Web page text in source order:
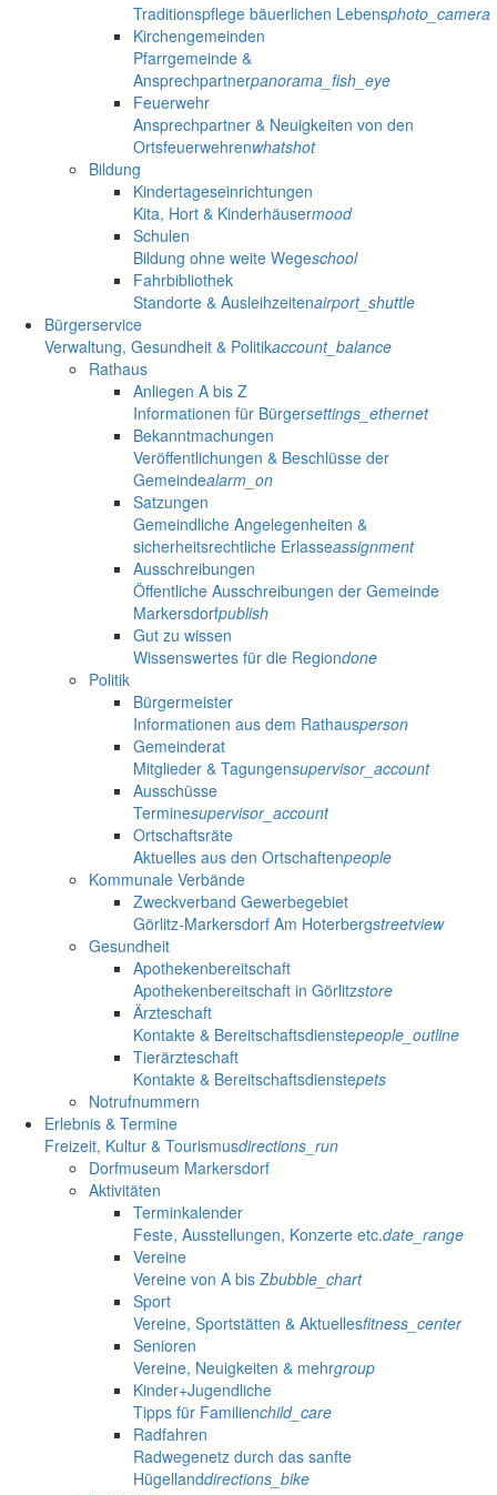
Traditionspflege bäuerlichen Lebensphoto_camera
Kirchengemeinden
Pfarrgemeinde &
Ansprechpartnerpanorama_fish_eye
Feuerwehr
Ansprechpartner & Neuigkeiten von den
Ortsfeuerwehrenwhatshot
Bildung
Kindertageseinrichtungen
Kita, Hort & Kinderhäusermood
Schulen
Bildung ohne weite Wegeschool
Fahrbibliothek
Standorte & Ausleihzeitenairport_shuttle
Bürgerservice
Verwaltung, Gesundheit & Politikaccount_balance
Rathaus
Anliegen A bis Z
Informationen für Bürgersettings_ethernet
Bekanntmachungen
Veröffentlichungen & Beschlüsse der
Gemeindealarm_on
Satzungen
Gemeindliche Angelegenheiten &
sicherheitsrechtliche Erlasseassignment
Ausschreibungen
Öffentliche Ausschreibungen der Gemeinde
Markersdorfpublish
Gut zu wissen
Wissenswertes für die Regiondone
Politik
Bürgermeister
Informationen aus dem Rathausperson
Gemeinderat
Mitglieder & Tagungensupervisor_account
Ausschüsse
Terminesupervisor_account
Ortschaftsräte
Aktuelles aus den Ortschaftenpeople
Kommunale Verbände
Zweckverband Gewerbegebiet
Görlitz-Markersdorf Am Hoterbergstreetview
Gesundheit
Apothekenbereitschaft
Apothekenbereitschaft in Görlitzstore
Ärzteschaft
Kontakte & Bereitschaftsdienstepeople_outline
Tierärzteschaft
Kontakte & Bereitschaftsdienstepets
Notrufnummern
Erlebnis & Termine
Freizeit, Kultur & Tourismusdirections_run
Dorfmuseum Markersdorf
Aktivitäten
Terminkalender
Feste, Ausstellungen, Konzerte etc.date_range
Vereine
Vereine von A bis Zbubble_chart
Sport
Vereine, Sportstätten & Aktuellesfitness_center
Senioren
Vereine, Neuigkeiten & mehrgroup
Kinder+Jugendliche
Tipps für Familienchild_care
Radfahren
Radwegenetz durch das sanfte
Hügellanddirections_bike